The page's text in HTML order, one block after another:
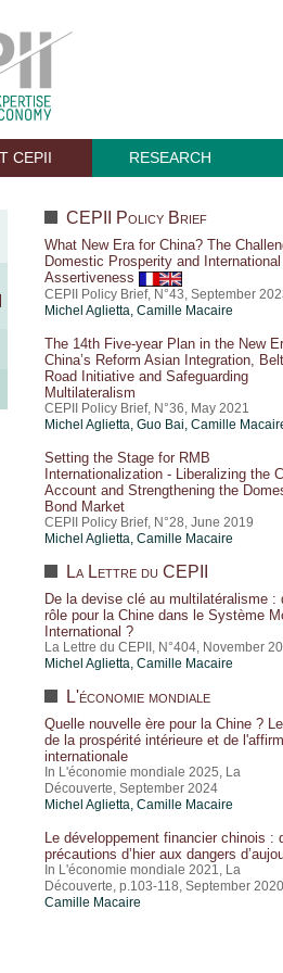
CEPII RESEARCH
CEPII Policy Brief
What New Era for China? The
Domestic Prosperity and International
Assertiveness
CEPII Policy Brief, N°43, September
Michel Aglietta, Camille Macaire
The 14th Five-year Plan in the New
China’s Reform Asian Integration,
Road Initiative and Safeguarding
Multilateralism
CEPII Policy Brief, N°36, May 2021
Michel Aglietta, Guo Bai, Camille
Setting the Stage for RMB
Internationalization - Liberalizing the
Account and Strengthening the
Bond Market
CEPII Policy Brief, N°28, June 2019
Michel Aglietta, Camille Macaire
La Lettre du CEPII
De la devise clé au multilatéralisme :
rôle pour la Chine dans le Système
International ?
La Lettre du CEPII, N°404, November
Michel Aglietta, Camille Macaire
L'économie mondiale
Quelle nouvelle ère pour la Chine ?
de la prospérité intérieure et de
internationale
In L'économie mondiale 2025, La
Découverte, September 2024
Michel Aglietta, Camille Macaire
Le développement financier chinois :
précautions d’hier aux dangers
In L'économie mondiale 2021, La
Découverte, p.103-118, September 2020
Camille Macaire